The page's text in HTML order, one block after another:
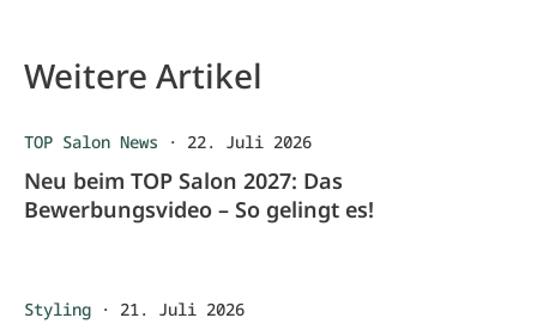
Weitere Artikel
TOP Salon News · 22. Juli 2026
Neu beim TOP Salon 2027: Das
Bewerbungsvideo – So gelingt es!
Styling · 21. Juli 2026